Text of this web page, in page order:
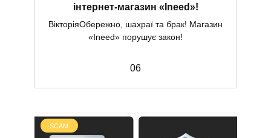
інтернет-магазин «Ineed»!
ВікторіяОбережно, шахраї та брак! Магазин
«Ineed» порушує закон!
06
SCAM